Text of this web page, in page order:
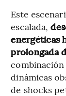
Este
escalada,
energéticas
prolongada
dinámicas
de shocks